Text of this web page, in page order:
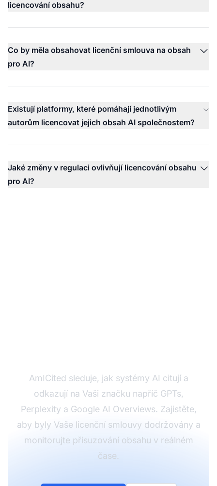
licencování obsahu?
Co by měla obsahovat licenční smlouva na obsah
pro AI?
Existují platformy, které pomáhají jednotlivým
autorům licencovat jejich obsah AI společnostem?
Jaké změny v regulaci ovlivňují licencování obsahu
pro AI?
AmICited sleduje, jak systémy AI citují a
odkazují na Vaši značku napříč GPTs,
Perplexity a Google AI Overviews. Zajistěte,
aby byly Vaše licenční smlouvy dodržovány a
monitorujte přisuzování obsahu v reálném
čase.